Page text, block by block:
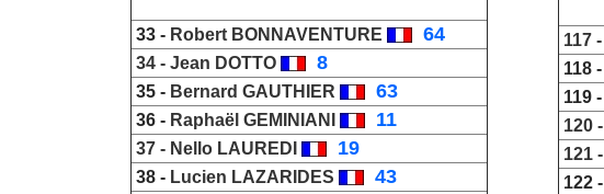
33 - Robert BONNAVENTURE 64
34 - Jean DOTTO 8
35 - Bernard GAUTHIER 63
36 - Raphaël GEMINIANI 11
37 - Nello LAUREDI 19
38 - Lucien LAZARIDES 43
117 -
118 -
119 -
120 -
121 -
122 -